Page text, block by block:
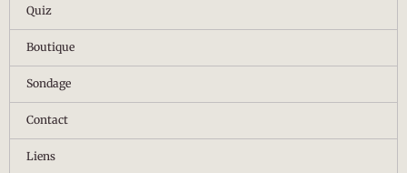
Quiz
Boutique
Sondage
Contact
Liens